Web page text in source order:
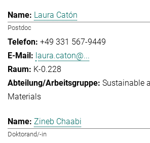
Laura Catón
Postdoc
+49 331 567-9449
laura.caton@...
K-0.228
Sustainable
Materials
Zineb Chaabi
Doktorand/-in